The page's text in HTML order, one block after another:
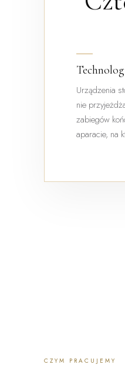
Urządzenia
nie
zabiegów
aparacie, na
CZYM PRACUJEMY